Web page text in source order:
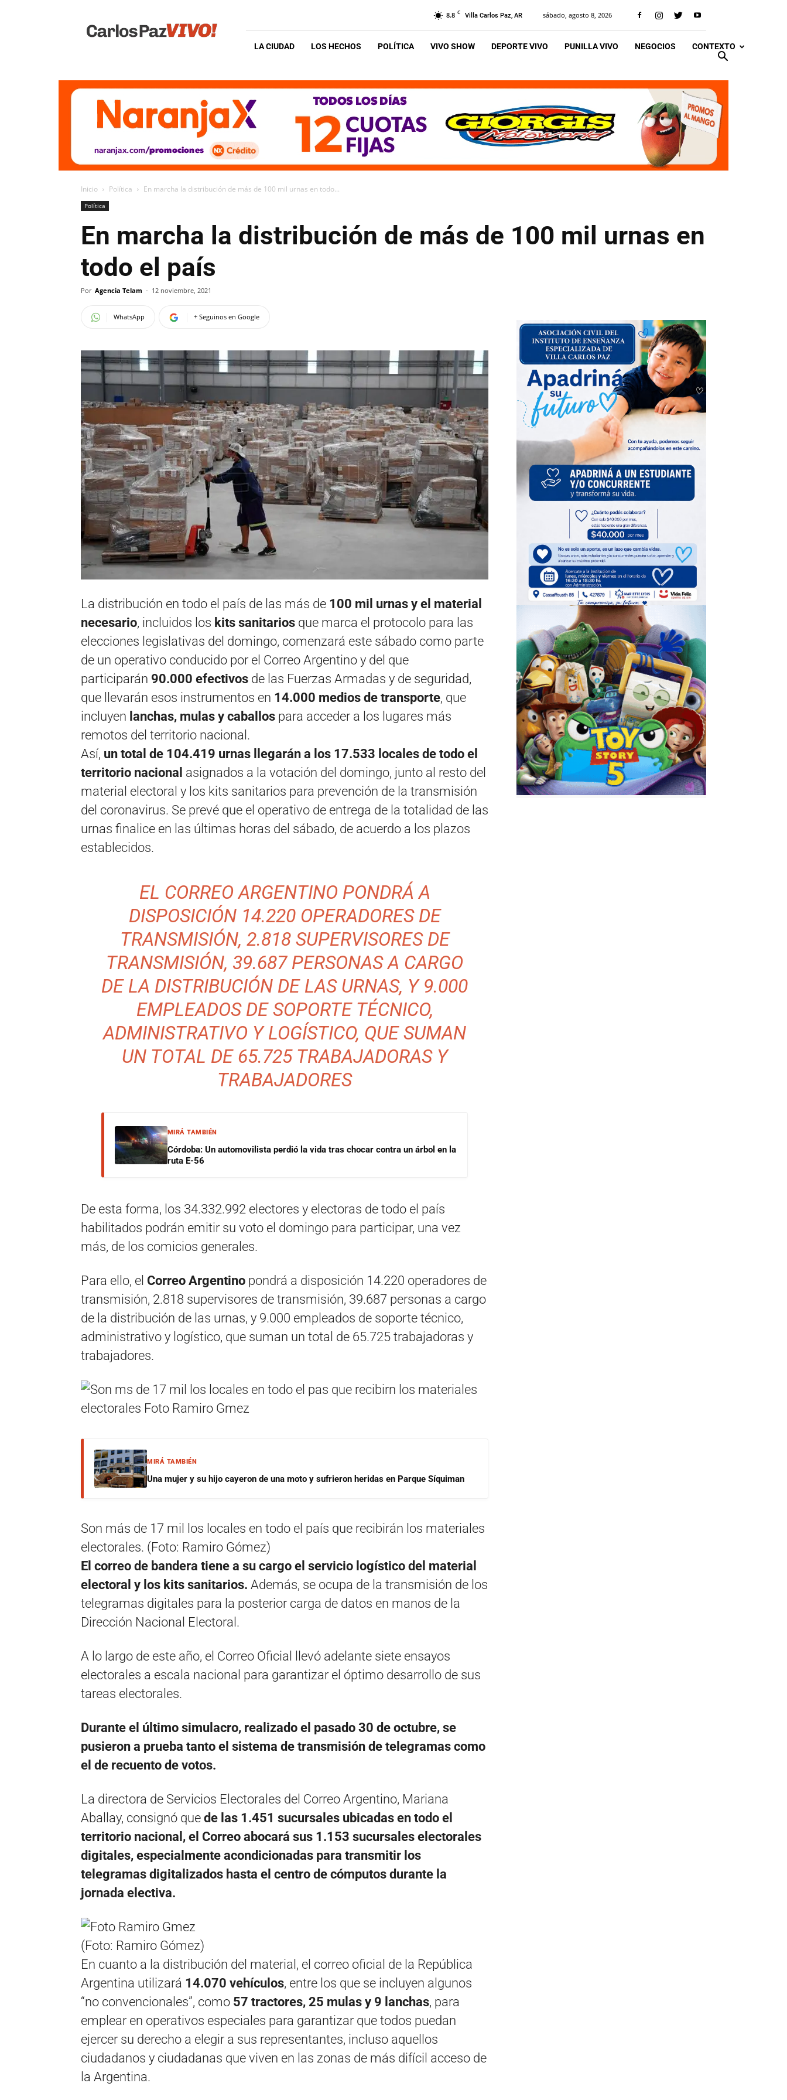
Vivo
8.8 C Villa Carlos Paz, AR sábado, agosto 8, 2026
LA CIUDAD LOS HECHOS POLÍTICA VIVO SHOW DEPORTE VIVO PUNILLA VIVO NEGOCIOS CONTEXTO
Inicio Política En marcha la distribución de más de 100 mil urnas en todo...
Política
En marcha la distribución de más de 100 mil urnas en
todo el país
Por Agencia Telam - 12 noviembre, 2021
WhatsApp + Seguinos en Google
La distribución en todo el país de las más de 100 mil urnas y el material
necesario, incluidos los kits sanitarios que marca el protocolo para las
elecciones legislativas del domingo, comenzará este sábado como parte
de un operativo conducido por el Correo Argentino y del que
participarán 90.000 efectivos de las Fuerzas Armadas y de seguridad,
que llevarán esos instrumentos en 14.000 medios de transporte, que
incluyen lanchas, mulas y caballos para acceder a los lugares más
remotos del territorio nacional.
Así, un total de 104.419 urnas llegarán a los 17.533 locales de todo el
territorio nacional asignados a la votación del domingo, junto al resto del
material electoral y los kits sanitarios para prevención de la transmisión
del coronavirus. Se prevé que el operativo de entrega de la totalidad de las
urnas finalice en las últimas horas del sábado, de acuerdo a los plazos
establecidos.
EL CORREO ARGENTINO PONDRÁ A
DISPOSICIÓN 14.220 OPERADORES DE
TRANSMISIÓN, 2.818 SUPERVISORES DE
TRANSMISIÓN, 39.687 PERSONAS A CARGO
DE LA DISTRIBUCIÓN DE LAS URNAS, Y 9.000
EMPLEADOS DE SOPORTE TÉCNICO,
ADMINISTRATIVO Y LOGÍSTICO, QUE SUMAN
UN TOTAL DE 65.725 TRABAJADORAS Y
TRABAJADORES
MIRÁ TAMBIÉN
Córdoba: Un automovilista perdió la vida tras chocar contra un árbol en la
ruta E-56
De esta forma, los 34.332.992 electores y electoras de todo el país
habilitados podrán emitir su voto el domingo para participar, una vez
más, de los comicios generales.
Para ello, el Correo Argentino pondrá a disposición 14.220 operadores de
transmisión, 2.818 supervisores de transmisión, 39.687 personas a cargo
de la distribución de las urnas, y 9.000 empleados de soporte técnico,
administrativo y logístico, que suman un total de 65.725 trabajadoras y
trabajadores.
MIRÁ TAMBIÉN
Una mujer y su hijo cayeron de una moto y sufrieron heridas en Parque Síquiman
Son más de 17 mil los locales en todo el país que recibirán los materiales
electorales. (Foto: Ramiro Gómez)
El correo de bandera tiene a su cargo el servicio logístico del material
electoral y los kits sanitarios. Además, se ocupa de la transmisión de los
telegramas digitales para la posterior carga de datos en manos de la
Dirección Nacional Electoral.
A lo largo de este año, el Correo Oficial llevó adelante siete ensayos
electorales a escala nacional para garantizar el óptimo desarrollo de sus
tareas electorales.
Durante el último simulacro, realizado el pasado 30 de octubre, se
pusieron a prueba tanto el sistema de transmisión de telegramas como
el de recuento de votos.
La directora de Servicios Electorales del Correo Argentino, Mariana
Aballay, consignó que de las 1.451 sucursales ubicadas en todo el
territorio nacional, el Correo abocará sus 1.153 sucursales electorales
digitales, especialmente acondicionadas para transmitir los
telegramas digitalizados hasta el centro de cómputos durante la
jornada electiva.
(Foto: Ramiro Gómez)
En cuanto a la distribución del material, el correo oficial de la República
Argentina utilizará 14.070 vehículos, entre los que se incluyen algunos
“no convencionales”, como 57 tractores, 25 mulas y 9 lanchas, para
emplear en operativos especiales para garantizar que todos puedan
ejercer su derecho a elegir a sus representantes, incluso aquellos
ciudadanos y ciudadanas que viven en las zonas de más difícil acceso de
la Argentina.